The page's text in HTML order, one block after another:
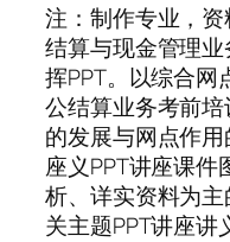
注：制作专业，
结算与现金管理
挥PPT。以综合
公结算业务考前
的发展与网点作
座义PPT讲座课
析、详实资料为
关主题PPT讲座讲